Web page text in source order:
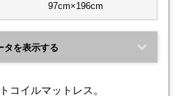
97cm×196cm
タを表示する
コイルマットレス。